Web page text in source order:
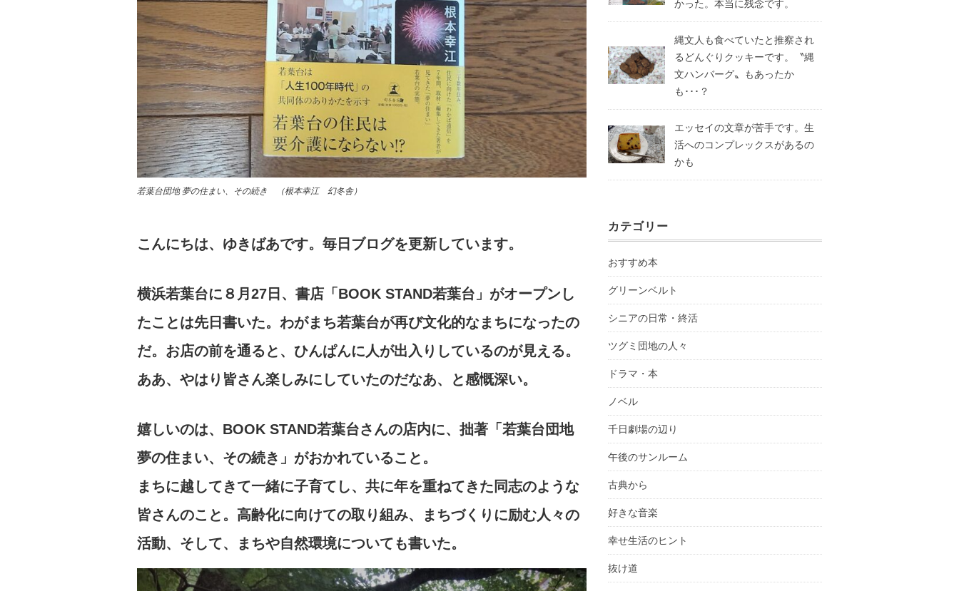
若葉台団地 夢の住まい、その続き （根本幸江 幻冬舎）
こんにちは、ゆきばあです。毎日ブログを更新しています。
横浜若葉台に８月27日、書店「BOOK STAND若葉台」がオープンし
たことは先日書いた。わがまち若葉台が再び文化的なまちになったの
だ。お店の前を通ると、ひんぱんに人が出入りしているのが見える。
ああ、やはり皆さん楽しみにしていたのだなあ、と感慨深い。
嬉しいのは、BOOK STAND若葉台さんの店内に、拙著「若葉台団地
夢の住まい、その続き」がおかれていること。
まちに越してきて一緒に子育てし、共に年を重ねてきた同志のような
皆さんのこと。高齢化に向けての取り組み、まちづくりに励む人々の
活動、そして、まちや自然環境についても書いた。
かった。本当に残念です。
縄文人も食べていたと推察され
るどんぐりクッキーです。〝縄
文ハンバーグ〟もあったか
も･･･？
エッセイの文章が苦手です。生
活へのコンプレックスがあるの
かも
カテゴリー
おすすめ本
グリーンベルト
シニアの日常・終活
ツグミ団地の人々
ドラマ・本
ノベル
千日劇場の辺り
午後のサンルーム
古典から
好きな音楽
幸せ生活のヒント
抜け道